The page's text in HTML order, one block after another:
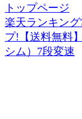
トップページ
楽天ランキン
プ!【送料無料
シム）7段変速